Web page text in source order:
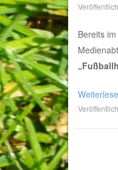
Bereits